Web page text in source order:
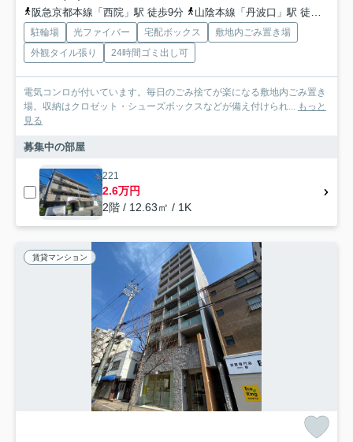
阪急京都本線「西院」駅 徒歩9分
山陰本線「丹波口」駅 徒歩17分
駐輪場 光ファイバー 宅配ボックス
敷地内ごみ置き場
外観タイル張り
24時間ゴミ出し可
電気コンロが付いています。毎日のごみ捨てが楽になる敷地内ごみ置き
場。収納はクロゼット・シューズボックスなどが備え付けられ... もっと
見る
募集中の部屋
221
2.6万円
2階 / 12.63㎡ / 1K
賃貸マンション